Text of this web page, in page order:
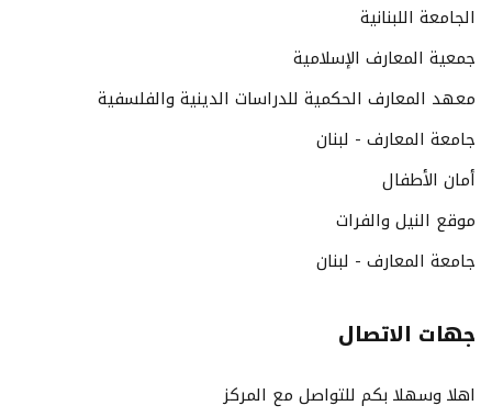
الجامعة اللبنانية
جمعية المعارف الإسلامية
معهد المعارف الحكمية للدراسات الدينية والفلسفية
جامعة المعارف - لبنان
أمان الأطفال
موقع النيل والفرات
جامعة المعارف - لبنان
جهات الاتصال
اهلا وسهلا بكم للتواصل مع المركز